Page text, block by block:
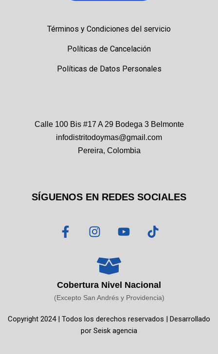
Términos y Condiciones del servicio
Políticas de Cancelación
Políticas de Datos Personales
Calle 100 Bis #17 A 29 Bodega 3 Belmonte
infodistritodoymas@gmail.com
Pereira, Colombia
SÍGUENOS EN REDES SOCIALES
F
a
o
o
-
I
n
t
a
g
r
m
Y
o
b
e
T
i
k
Cobertura Nivel Nacional
(Excepto San Andrés y Providencia)
Copyright 2024 | Todos los derechos reservados | Desarrollado
por Seisk agencia